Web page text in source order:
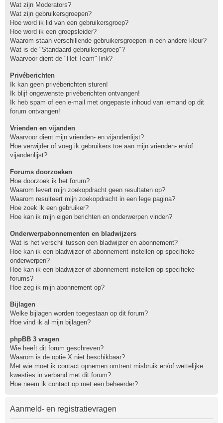
Wat zijn Moderators?
Wat zijn gebruikersgroepen?
Hoe word ik lid van een gebruikersgroep?
Hoe word ik een groepsleider?
Waarom staan verschillende gebruikersgroepen in een andere kleur?
Wat is de "Standaard gebruikersgroep"?
Waarvoor dient de "Het Team"-link?
Privéberichten
Ik kan geen privéberichten sturen!
Ik blijf ongewenste privéberichten ontvangen!
Ik heb spam of een e-mail met ongepaste inhoud van iemand op dit
forum ontvangen!
Vrienden en vijanden
Waarvoor dient mijn vrienden- en vijandenlijst?
Hoe verwijder of voeg ik gebruikers toe aan mijn vrienden- en/of
vijandenlijst?
Forums doorzoeken
Hoe doorzoek ik het forum?
Waarom levert mijn zoekopdracht geen resultaten op?
Waarom resulteert mijn zoekopdracht in een lege pagina?
Hoe zoek ik een gebruiker?
Hoe kan ik mijn eigen berichten en onderwerpen vinden?
Onderwerpabonnementen en bladwijzers
Wat is het verschil tussen een bladwijzer en abonnement?
Hoe kan ik een bladwijzer of abonnement instellen op specifieke
onderwerpen?
Hoe kan ik een bladwijzer of abonnement instellen op specifieke
forums?
Hoe zeg ik mijn abonnement op?
Bijlagen
Welke bijlagen worden toegestaan op dit forum?
Hoe vind ik al mijn bijlagen?
phpBB 3 vragen
Wie heeft dit forum geschreven?
Waarom is de optie X niet beschikbaar?
Met wie moet ik contact opnemen omtrent misbruik en/of wettelijke
kwesties in verband met dit forum?
Hoe neem ik contact op met een beheerder?
Aanmeld- en registratievragen